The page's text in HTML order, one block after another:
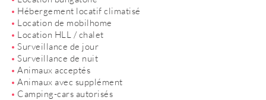
Hébergement locatif climatisé
Location de mobilhome
Location HLL / chalet
Surveillance de jour
Surveillance de nuit
Animaux acceptés
Animaux avec supplément
Camping-cars autorisés